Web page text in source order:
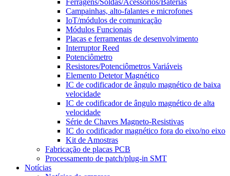
Ferragens/Soldas/Acessórios/Baterias
Campainhas, alto-falantes e microfones
IoT/módulos de comunicação
Módulos Funcionais
Placas e ferramentas de desenvolvimento
Interruptor Reed
Potenciômetro
Resistores/Potenciômetros Variáveis
Elemento Detetor Magnético
IC de codificador de ângulo magnético de baixa
velocidade
IC de codificador de ângulo magnético de alta
velocidade
Série de Chaves Magneto-Resistivas
IC do codificador magnético fora do eixo/no eixo
Kit de Amostras
Fabricação de placas PCB
Processamento de patch/plug-in SMT
Notícias